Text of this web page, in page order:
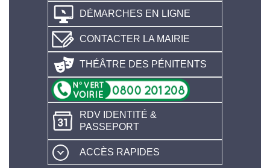
DÉMARCHES EN LIGNE
CONTACTER LA MAIRIE
THÉÂTRE DES PÉNITENTS
RDV IDENTITÉ &
PASSEPORT
ACCÈS RAPIDES